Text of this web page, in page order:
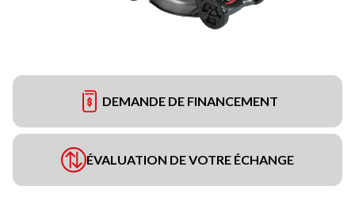
DEMANDE DE FINANCEMENT
ÉVALUATION DE VOTRE ÉCHANGE